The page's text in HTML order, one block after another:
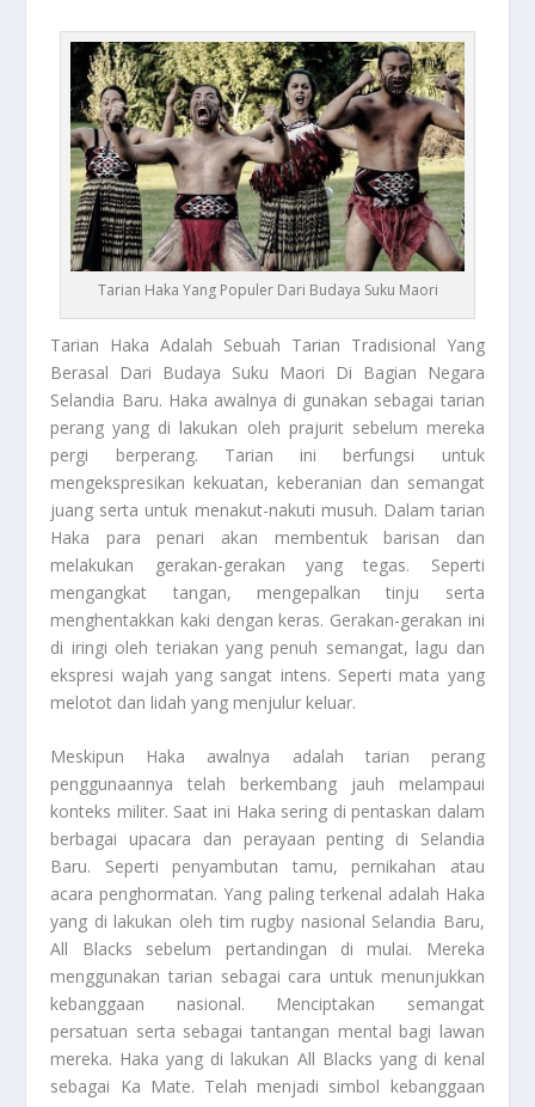
Tarian Haka Yang Populer Dari Budaya Suku Maori
Tarian Haka Adalah Sebuah Tarian Tradisional Yang
Berasal Dari Budaya Suku Maori Di Bagian Negara
Selandia Baru. Haka awalnya di gunakan sebagai tarian
perang yang di lakukan oleh prajurit sebelum mereka
pergi berperang. Tarian ini berfungsi untuk
mengekspresikan kekuatan, keberanian dan semangat
juang serta untuk menakut-nakuti musuh. Dalam tarian
Haka para penari akan membentuk barisan dan
melakukan gerakan-gerakan yang tegas. Seperti
mengangkat tangan, mengepalkan tinju serta
menghentakkan kaki dengan keras. Gerakan-gerakan ini
di iringi oleh teriakan yang penuh semangat, lagu dan
ekspresi wajah yang sangat intens. Seperti mata yang
melotot dan lidah yang menjulur keluar.
Meskipun Haka awalnya adalah tarian perang
penggunaannya telah berkembang jauh melampaui
konteks militer. Saat ini Haka sering di pentaskan dalam
berbagai upacara dan perayaan penting di Selandia
Baru. Seperti penyambutan tamu, pernikahan atau
acara penghormatan. Yang paling terkenal adalah Haka
yang di lakukan oleh tim rugby nasional Selandia Baru,
All Blacks sebelum pertandingan di mulai. Mereka
menggunakan tarian sebagai cara untuk menunjukkan
kebanggaan nasional. Menciptakan semangat
persatuan serta sebagai tantangan mental bagi lawan
mereka. Haka yang di lakukan All Blacks yang di kenal
sebagai Ka Mate. Telah menjadi simbol kebanggaan